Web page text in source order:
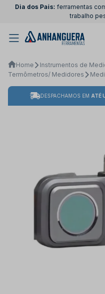
Dia dos Pais: ferramentas
trabalho
Home
Instrumentos de
Termômetros/ Medidores
DESPACHAMOS EM ATÉ